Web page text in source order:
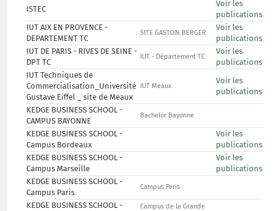
ISTEC
Voir les
publications
IUT AIX EN PROVENCE -
DEPARTEMENT TC
SITE GASTON BERGER
Voir les
publications
IUT DE PARIS - RIVES DE SEINE -
DPT TC
IUT - Département TC
Voir les
publications
IUT Techniques de
Commercialisation_Université
Gustave Eiffel _ site de Meaux
IUT Meaux
Voir les
publications
KEDGE BUSINESS SCHOOL -
CAMPUS BAYONNE
Bachelor Bayonne
KEDGE BUSINESS SCHOOL -
Campus Bordeaux
Voir les
publications
KEDGE BUSINESS SCHOOL -
Campus Marseille
Voir les
publications
KEDGE BUSINESS SCHOOL -
Campus Paris
Campus Paris
KEDGE BUSINESS SCHOOL -
Campus de la Grande